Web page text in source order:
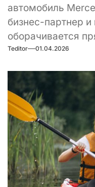
автомобиль
бизнес-партнер
оборачивается
Поэтому выбор...
Teditor 01.04.2026